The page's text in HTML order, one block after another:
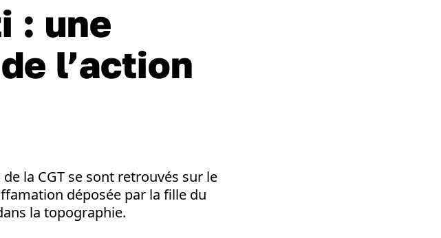
: une
l’action
la CGT se sont retrouvés sur le
déposée par la fille du
la topographie.